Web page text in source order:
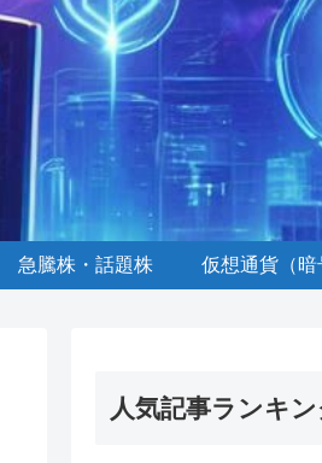
急騰株・話題株 仮想通貨（暗
人気記事ランキ